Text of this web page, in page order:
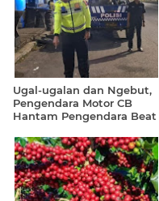
Ugal-ugalan dan Ngebut,
Pengendara Motor CB
Hantam Pengendara Beat